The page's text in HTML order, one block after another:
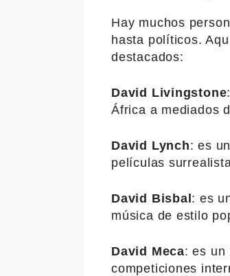
Hay muchos
hasta políticos.
destacados:
David Livingstone
África a mediados
David Lynch: es
películas
David Bisbal: es
música de estilo
David Meca: es un
competiciones